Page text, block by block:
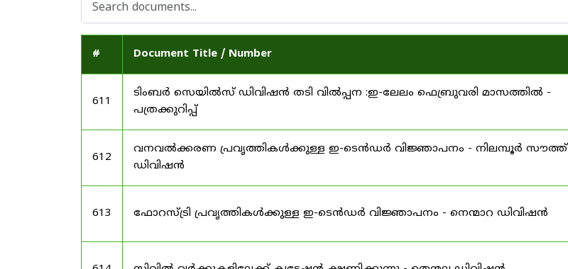
# Document Title / Number
611
ടിംബർ സെയിൽസ് ഡിവിഷൻ തടി വിൽപ്പന :ഇ-ലേലം ഫെബ്രുവരി മാസത്തിൽ -
പത്രക്കുറിപ്പ്
612
വനവൽക്കരണ പ്രവൃത്തികൾക്കുള്ള ഇ-ടെൻഡർ വിജ്ഞാപനം - നിലമ്പൂർ സൗത്ത്
ഡിവിഷൻ
613 ഫോറസ്ട്രി പ്രവൃത്തികൾക്കുള്ള ഇ-ടെൻഡർ വിജ്ഞാപനം - നെന്മാറ ഡിവിഷൻ